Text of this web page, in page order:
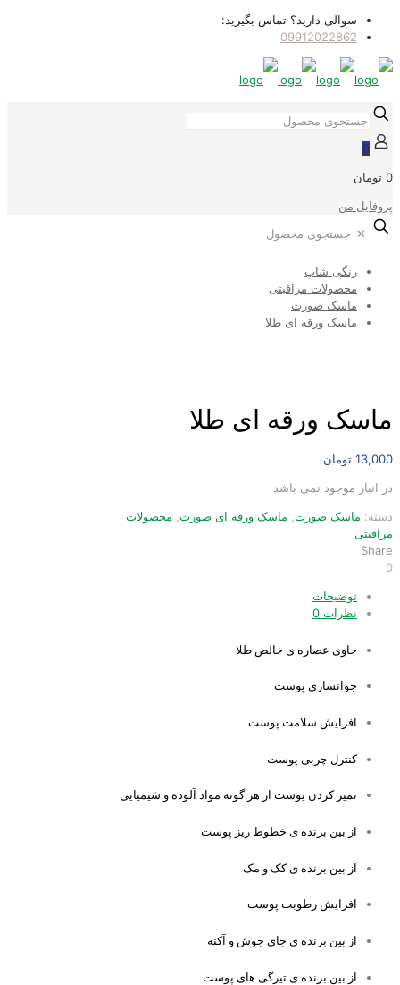
سوالی دارید؟ تماس بگیرید:
09912022862
0
0 تومان
پروفایل من
✕
رنگی شاپ
محصولات مراقبتی
ماسک صورت
ماسک ورقه ای طلا
ماسک ورقه ای طلا
13,000 تومان
در انبار موجود نمی باشد
دسته: ماسک صورت ماسک ورقه ای صورت محصولات
مراقبتی
Share
0
توضیحات
نظرات 0
حاوی عصاره ی خالص طلا
جوانسازی پوست
افزایش سلامت پوست
کنترل چربی پوست
تمیز کردن پوست از هر گونه مواد آلوده و شیمیایی
از بین برنده ی خطوط ریز پوست
از بین برنده ی کک و مک
افزایش رطوبت پوست
از بین برنده ی جای جوش و آکنه
از بین برنده ی تیرگی های پوست